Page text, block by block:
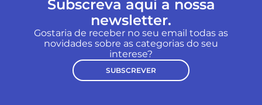
Subscreva aqui a nossa
newsletter.
Gostaria de receber no seu email todas as
novidades sobre as categorias do seu
interese?
SUBSCREVER